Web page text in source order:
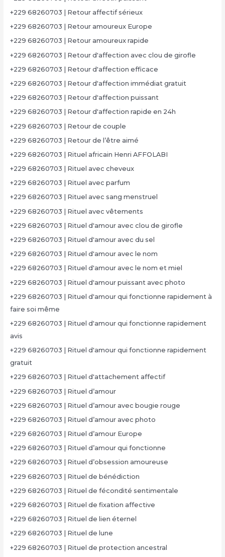
+229 68260703 | Retour affectif sérieux
+229 68260703 | Retour amoureux Europe
+229 68260703 | Retour amoureux rapide
+229 68260703 | Retour d'affection avec clou de girofle
+229 68260703 | Retour d'affection efficace
+229 68260703 | Retour d'affection immédiat gratuit
+229 68260703 | Retour d'affection puissant
+229 68260703 | Retour d'affection rapide en 24h
+229 68260703 | Retour de couple
+229 68260703 | Retour de l’être aimé
+229 68260703 | Rituel africain Henri AFFOLABI
+229 68260703 | Rituel avec cheveux
+229 68260703 | Rituel avec parfum
+229 68260703 | Rituel avec sang menstruel
+229 68260703 | Rituel avec vêtements
+229 68260703 | Rituel d'amour avec clou de girofle
+229 68260703 | Rituel d'amour avec du sel
+229 68260703 | Rituel d'amour avec le nom
+229 68260703 | Rituel d'amour avec le nom et miel
+229 68260703 | Rituel d'amour puissant avec photo
+229 68260703 | Rituel d'amour qui fonctionne rapidement à
faire soi même
+229 68260703 | Rituel d'amour qui fonctionne rapidement
avis
+229 68260703 | Rituel d'amour qui fonctionne rapidement
gratuit
+229 68260703 | Rituel d'attachement affectif
+229 68260703 | Rituel d’amour
+229 68260703 | Rituel d’amour avec bougie rouge
+229 68260703 | Rituel d’amour avec photo
+229 68260703 | Rituel d’amour Europe
+229 68260703 | Rituel d’amour qui fonctionne
+229 68260703 | Rituel d’obsession amoureuse
+229 68260703 | Rituel de bénédiction
+229 68260703 | Rituel de fécondité sentimentale
+229 68260703 | Rituel de fixation affective
+229 68260703 | Rituel de lien éternel
+229 68260703 | Rituel de lune
+229 68260703 | Rituel de protection ancestral